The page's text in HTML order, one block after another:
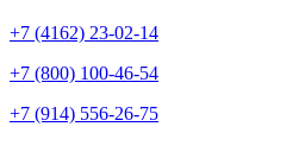
+7 (4162) 23-02-14
+7 (800) 100-46-54
+7 (914) 556-26-75